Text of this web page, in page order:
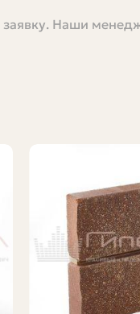
правильно
и проверенные
две трёхслойные
займут место и
именно
Наши